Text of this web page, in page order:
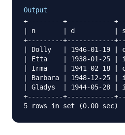
Output
+---------+------------
| n       | d          |
+---------+------------
| Dolly   | 1946-01-19 |
| Etta    | 1938-01-25 |
| Irma    | 1941-02-18 |
| Barbara | 1948-12-25 |
| Gladys  | 1944-05-28 |
+---------+------------